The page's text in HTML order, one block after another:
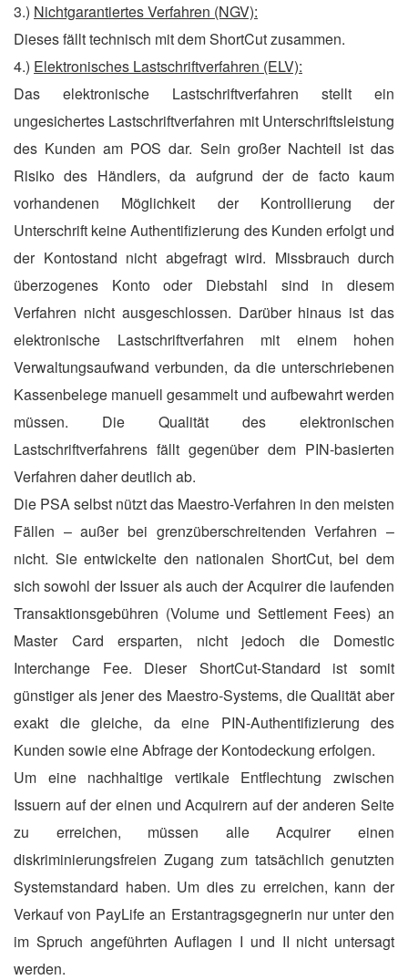
3.) Nichtgarantiertes Verfahren (NGV):
Dieses fällt technisch mit dem ShortCut zusammen.
4.) Elektronisches Lastschriftverfahren (ELV):
Das elektronische Lastschriftverfahren stellt ein
ungesichertes Lastschriftverfahren mit Unterschriftsleistung
des Kunden am POS dar. Sein großer Nachteil ist das
Risiko des Händlers, da aufgrund der de facto kaum
vorhandenen Möglichkeit der Kontrollierung der
Unterschrift keine Authentifizierung des Kunden erfolgt und
der Kontostand nicht abgefragt wird. Missbrauch durch
überzogenes Konto oder Diebstahl sind in diesem
Verfahren nicht ausgeschlossen. Darüber hinaus ist das
elektronische Lastschriftverfahren mit einem hohen
Verwaltungsaufwand verbunden, da die unterschriebenen
Kassenbelege manuell gesammelt und aufbewahrt werden
müssen. Die Qualität des elektronischen
Lastschriftverfahrens fällt gegenüber dem PIN-basierten
Verfahren daher deutlich ab.
Die PSA selbst nützt das Maestro-Verfahren in den meisten
Fällen – außer bei grenzüberschreitenden Verfahren –
nicht. Sie entwickelte den nationalen ShortCut, bei dem
sich sowohl der Issuer als auch der Acquirer die laufenden
Transaktionsgebühren (Volume und Settlement Fees) an
Master Card ersparten, nicht jedoch die Domestic
Interchange Fee. Dieser ShortCut-Standard ist somit
günstiger als jener des Maestro-Systems, die Qualität aber
exakt die gleiche, da eine PIN-Authentifizierung des
Kunden sowie eine Abfrage der Kontodeckung erfolgen.
Um eine nachhaltige vertikale Entflechtung zwischen
Issuern auf der einen und Acquirern auf der anderen Seite
zu erreichen, müssen alle Acquirer einen
diskriminierungsfreien Zugang zum tatsächlich genutzten
Systemstandard haben. Um dies zu erreichen, kann der
Verkauf von PayLife an Erstantragsgegnerin nur unter den
im Spruch angeführten Auflagen I und II nicht untersagt
werden.